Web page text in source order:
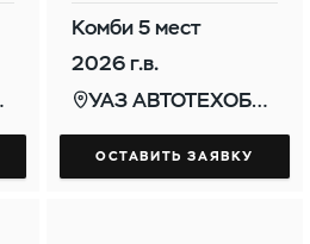
Комби 5 мест
2026 г.в.
УАЗ АВТОТЕХОБСЛУЖИВАНИЕ (КОНТИ)
ОСТАВИТЬ ЗАЯВКУ